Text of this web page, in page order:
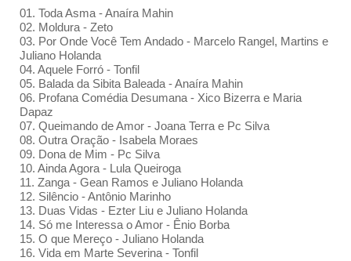
01. Toda Asma - Anaíra Mahin
02. Moldura - Zeto
03. Por Onde Você Tem Andado - Marcelo Rangel, Martins e
Juliano Holanda
04. Aquele Forró - Tonfil
05. Balada da Sibita Baleada - Anaíra Mahin
06. Profana Comédia Desumana - Xico Bizerra e Maria
Dapaz
07. Queimando de Amor - Joana Terra e Pc Silva
08. Outra Oração - Isabela Moraes
09. Dona de Mim - Pc Silva
10. Ainda Agora - Lula Queiroga
11. Zanga - Gean Ramos e Juliano Holanda
12. Silêncio - Antônio Marinho
13. Duas Vidas - Ezter Liu e Juliano Holanda
14. Só me Interessa o Amor - Ênio Borba
15. O que Mereço - Juliano Holanda
16. Vida em Marte Severina - Tonfil